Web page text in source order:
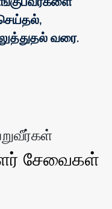
வரை.
சேவைகள்